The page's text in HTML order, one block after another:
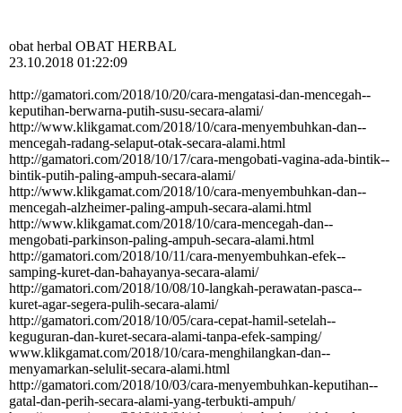
obat herbal OBAT HERBAL
23.10.2018 01:22:09
http:­//­gamatori.­com/­2018/­10/­20/­cara-­mengatasi-­dan-­mencegah-­
keputihan-­berwarna-­putih-­susu-­secara-­alami/­
http:­//­www.­klikgamat.­com/­2018/­10/­cara-­menyembuhkan-­dan-­
mencegah-­radang-­selaput-­otak-­secara-­alami.­html
http:­//­gamatori.­com/­2018/­10/­17/­cara-­mengobati-­vagina-­ada-­bintik-­
bintik-­putih-­paling-­ampuh-­secara-­alami/­
http:­//­www.­klikgamat.­com/­2018/­10/­cara-­menyembuhkan-­dan-­
mencegah-­alzheimer-­paling-­ampuh-­secara-­alami.­html
http:­//­www.­klikgamat.­com/­2018/­10/­cara-­mencegah-­dan-­
mengobati-­parkinson-­paling-­ampuh-­secara-­alami.­html
http:­//­gamatori.­com/­2018/­10/­11/­cara-­menyembuhkan-­efek-­
samping-­kuret-­dan-­bahayanya-­secara-­alami/­
http:­//­gamatori.­com/­2018/­10/­08/­10-­langkah-­perawatan-­pasca-­
kuret-­agar-­segera-­pulih-­secara-­alami/­
http:­//­gamatori.­com/­2018/­10/­05/­cara-­cepat-­hamil-­setelah-­
keguguran-­dan-­kuret-­secara-­alami-­tanpa-­efek-­samping/­
www.­klikgamat.­com/­2018/­10/­cara-­menghilangkan-­dan-­
menyamarkan-­selulit-­secara-­alami.­html
http:­//­gamatori.­com/­2018/­10/­03/­cara-­menyembuhkan-­keputihan-­
gatal-­dan-­perih-­secara-­alami-­yang-­terbukti-­ampuh/­